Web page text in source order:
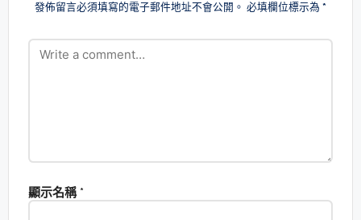
發佈留言必須填寫的電子郵件地址不會公開。 必填欄位標示為 *
顯示名稱 *